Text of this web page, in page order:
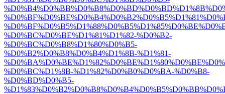
%D0%BC%D0%BE%D1%81%D1%82-%D0%B2-
%D0%BC%D0%B8%D1%80%D0%B5-
%D0%B2%D0%B8%D0%B4%D1%8B-%D1%81-
%D0%BC%D1%8B-%D1%82%D0%B0%D0%BA-%D0%B8-
%D0%BD%D0%B5-